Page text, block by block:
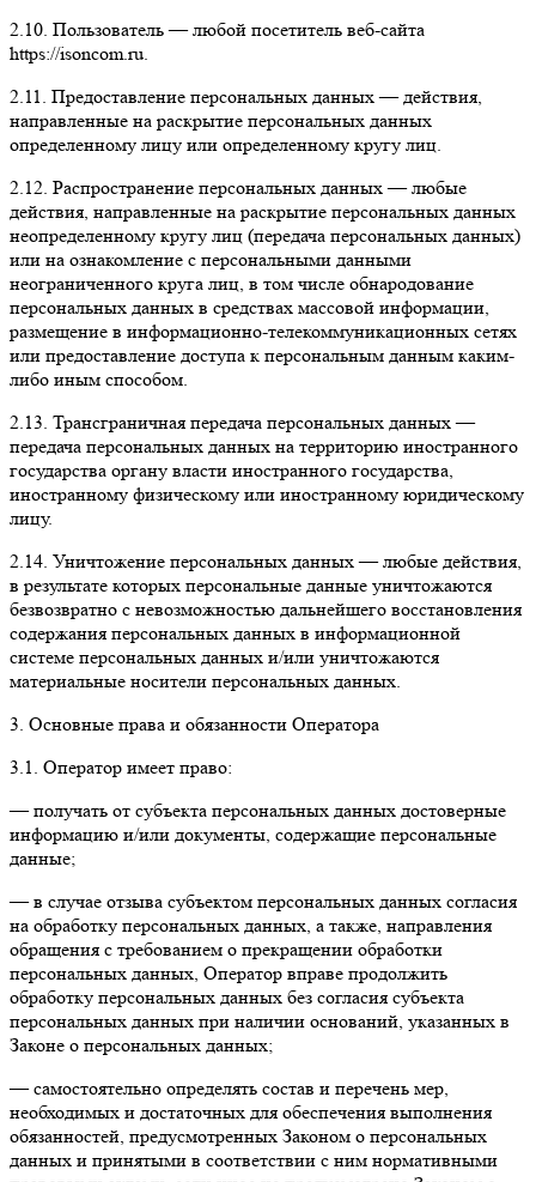
2.10. Пользователь — любой посетитель веб-сайта
https://isoncom.ru.
2.11. Предоставление персональных данных — действия,
направленные на раскрытие персональных данных
определенному лицу или определенному кругу лиц.
2.12. Распространение персональных данных — любые
действия, направленные на раскрытие персональных данных
неопределенному кругу лиц (передача персональных данных)
или на ознакомление с персональными данными
неограниченного круга лиц, в том числе обнародование
персональных данных в средствах массовой информации,
размещение в информационно-телекоммуникационных сетях
или предоставление доступа к персональным данным каким-
либо иным способом.
2.13. Трансграничная передача персональных данных —
передача персональных данных на территорию иностранного
государства органу власти иностранного государства,
иностранному физическому или иностранному юридическому
лицу.
2.14. Уничтожение персональных данных — любые действия,
в результате которых персональные данные уничтожаются
безвозвратно с невозможностью дальнейшего восстановления
содержания персональных данных в информационной
системе персональных данных и/или уничтожаются
материальные носители персональных данных.
3. Основные права и обязанности Оператора
3.1. Оператор имеет право:
— получать от субъекта персональных данных достоверные
информацию и/или документы, содержащие персональные
данные;
— в случае отзыва субъектом персональных данных согласия
на обработку персональных данных, а также, направления
обращения с требованием о прекращении обработки
персональных данных, Оператор вправе продолжить
обработку персональных данных без согласия субъекта
персональных данных при наличии оснований, указанных в
Законе о персональных данных;
— самостоятельно определять состав и перечень мер,
необходимых и достаточных для обеспечения выполнения
обязанностей, предусмотренных Законом о персональных
данных и принятыми в соответствии с ним нормативными